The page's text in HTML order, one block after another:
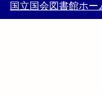
国立国会図書館ホー